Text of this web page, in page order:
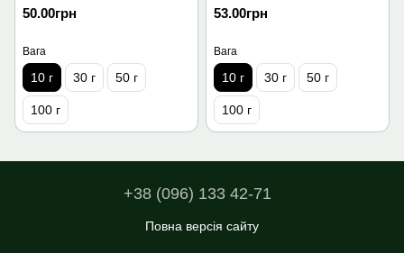
50.00грн
Вага
10 г 30 г 50 г
100 г
53.00грн
Вага
10 г 30 г 50 г
100 г
+38 (096) 133 42-71
Повна версія сайту